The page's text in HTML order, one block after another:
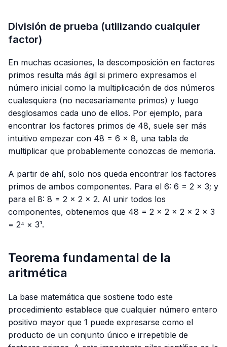
División de prueba (utilizando cualquier
factor)
En muchas ocasiones, la descomposición en factores
primos resulta más ágil si primero expresamos el
número inicial como la multiplicación de dos números
cualesquiera (no necesariamente primos) y luego
desglosamos cada uno de ellos. Por ejemplo, para
encontrar los factores primos de 48, suele ser más
intuitivo empezar con 48 = 6 × 8, una tabla de
multiplicar que probablemente conozcas de memoria.
A partir de ahí, solo nos queda encontrar los factores
primos de ambos componentes. Para el 6: 6 = 2 × 3; y
para el 8: 8 = 2 × 2 × 2. Al unir todos los
componentes, obtenemos que 48 = 2 × 2 × 2 × 2 × 3
= 2⁴ × 3¹.
Teorema fundamental de la
aritmética
La base matemática que sostiene todo este
procedimiento establece que cualquier número entero
positivo mayor que 1 puede expresarse como el
producto de un conjunto único e irrepetible de